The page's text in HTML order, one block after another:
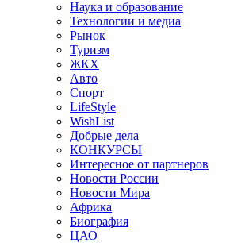
Наука и образование
Технологии и медиа
Рынок
Туризм
ЖКХ
Авто
Спорт
LifeStyle
WishList
Добрые дела
КОНКУРСЫ
Интересное от партнеров
Новости России
Новости Мира
Африка
Биография
ЦАО